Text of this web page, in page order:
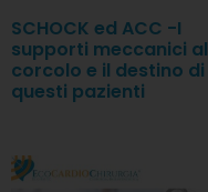
SCHOCK ed ACC -I
supporti meccanici al
corcolo e il destino di
questi pazienti